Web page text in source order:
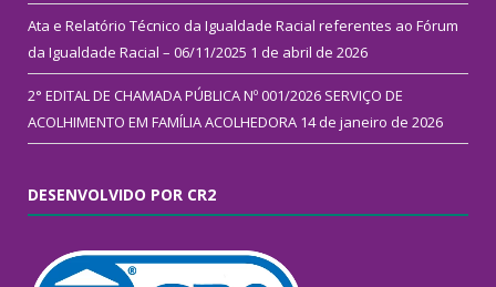
Ata e Relatório Técnico da Igualdade Racial referentes ao Fórum
da Igualdade Racial – 06/11/2025 1 de abril de 2026
2° EDITAL DE CHAMADA PÚBLICA Nº 001/2026 SERVIÇO DE
ACOLHIMENTO EM FAMÍLIA ACOLHEDORA 14 de janeiro de 2026
DESENVOLVIDO POR CR2